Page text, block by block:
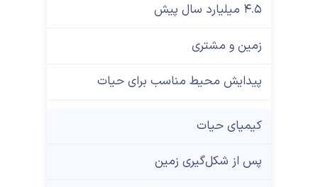
۴.۵ میلیارد سال پیش
زمین و مشتری
پیدایش محیط مناسب برای حیات
کیمیای حیات
پس از شکل‌گیری زمین